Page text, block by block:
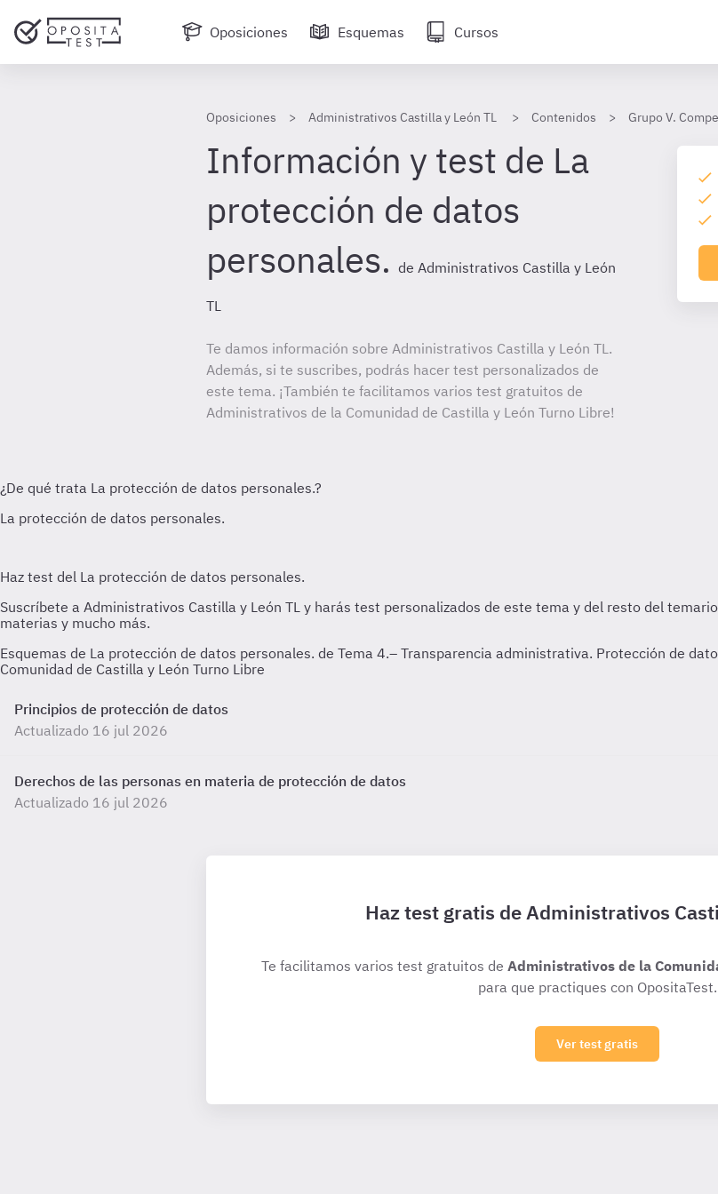
Oposiciones Esquemas Cursos
Oposiciones Administrativos Castilla y León TL Contenidos Grupo V.
Información y test de La
protección de datos
personales. de Administrativos Castilla y León
TL
Te damos información sobre Administrativos Castilla y León TL.
Además, si te suscribes, podrás hacer test personalizados de
este tema. ¡También te facilitamos varios test gratuitos de
Administrativos de la Comunidad de Castilla y León Turno Libre!
Esquemas de La protección de datos personales. de Tema 4.– Transparencia administrativa. Protección de
Comunidad de Castilla y León Turno Libre
Principios de protección de datos
Actualizado 16 jul 2026
Derechos de las personas en materia de protección de datos
Actualizado 16 jul 2026
Haz test gratis de Administrativos
Te facilitamos varios test gratuitos de Administrativos de la
para que practiques con OpositaTest.
Ver test gratis